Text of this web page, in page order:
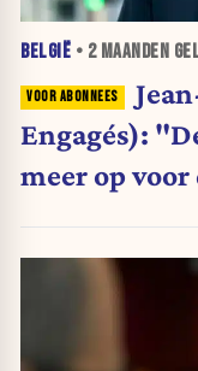
BELGIË • 2 MAANDEN
Engagés):
meer op